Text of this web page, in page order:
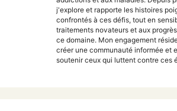
j'explore et rapporte les histoires
confrontés à ces défis, tout en
traitements novateurs et aux
ce domaine. Mon engagement
créer une communauté informée et
soutenir ceux qui luttent contre ces